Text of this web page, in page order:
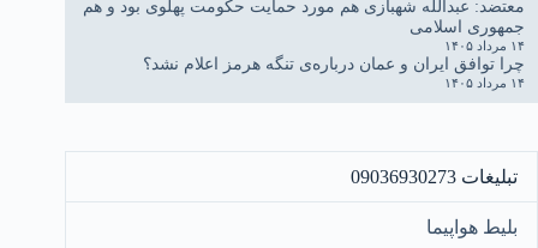
معتضد: عبدالله شهبازی هم مورد حمایت حکومت پهلوی بود و هم
جمهوری اسلامی
۱۴ مرداد ۱۴۰۵
چرا توافق ایران و عمان درباره‌ی تنگه هرمز اعلام نشد؟
۱۴ مرداد ۱۴۰۵
تبلیغات 09036930273
بلیط هواپیما